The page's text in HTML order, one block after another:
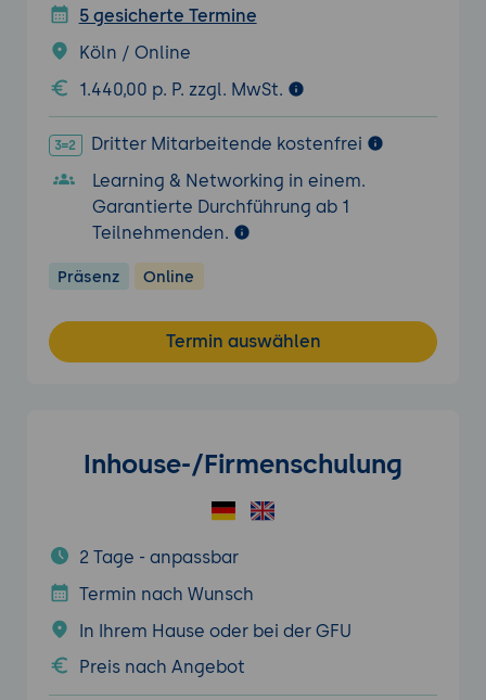
5 gesicherte Termine
Köln / Online
1.440,00 p. P. zzgl. MwSt.
Dritter Mitarbeitende kostenfrei
Learning & Networking in einem.
Garantierte Durchführung ab 1
Teilnehmenden.
Präsenz Online
Termin auswählen
Inhouse-/Firmenschulung
2 Tage - anpassbar
Termin nach Wunsch
In Ihrem Hause oder bei der GFU
Preis nach Angebot